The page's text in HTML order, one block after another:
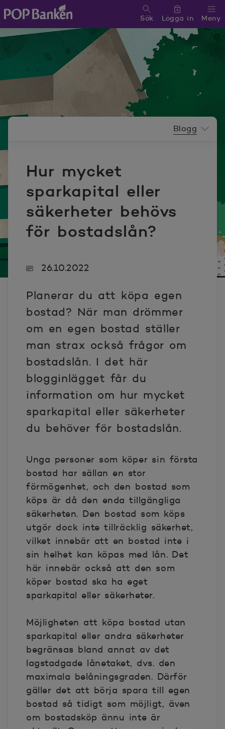
POP banken, till hemsidan
Meny
Sök Logga in
Hur mycket
sparkapital eller
säkerheter behövs
för bostadslån?
Blogg
26.10.2022
Planerar du att köpa egen
bostad? När man drömmer
om en egen bostad ställer
man strax också frågor om
bostadslån. I det här
blogginlägget får du
information om hur mycket
sparkapital eller säkerheter
du behöver för bostadslån.
Unga personer som köper sin första
bostad har sällan en stor
förmögenhet, och den bostad som
köps är då den enda tillgängliga
säkerheten. Den bostad som köps
utgör dock inte tillräcklig säkerhet,
vilket innebär att en bostad inte i
sin helhet kan köpas med lån. Det
här innebär också att den som
köper bostad ska ha eget
sparkapital eller säkerheter.
Möjligheten att köpa bostad utan
sparkapital eller andra säkerheter
begränsas bland annat av det
lagstadgade lånetaket, dvs. den
maximala belåningsgraden. Därför
gäller det att börja spara till egen
bostad så tidigt som möjligt, även
om bostadsköp ännu inte är